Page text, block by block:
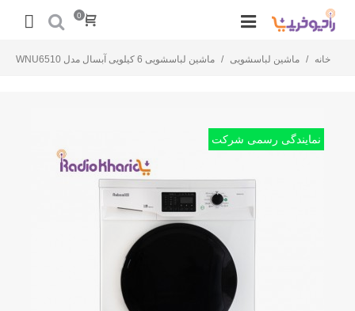
0
خانه / ماشین لباسشویی / ماشین لباسشویی 6 کیلویی آبسال مدل WNU6510
نمایندگی رسمی شرکت